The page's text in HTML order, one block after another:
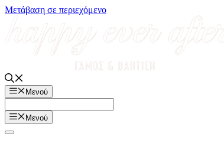
Μετάβαση σε περιεχόμενο
Μενού
Μενού